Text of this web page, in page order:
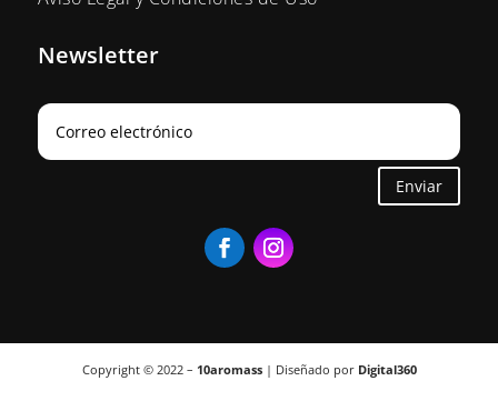
Newsletter
Enviar
Copyright © 2022 – 10aromass| Diseñado por Digital360